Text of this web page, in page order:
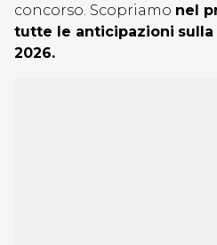
concorso. Scopriamo nel
tutte le anticipazioni
2026.